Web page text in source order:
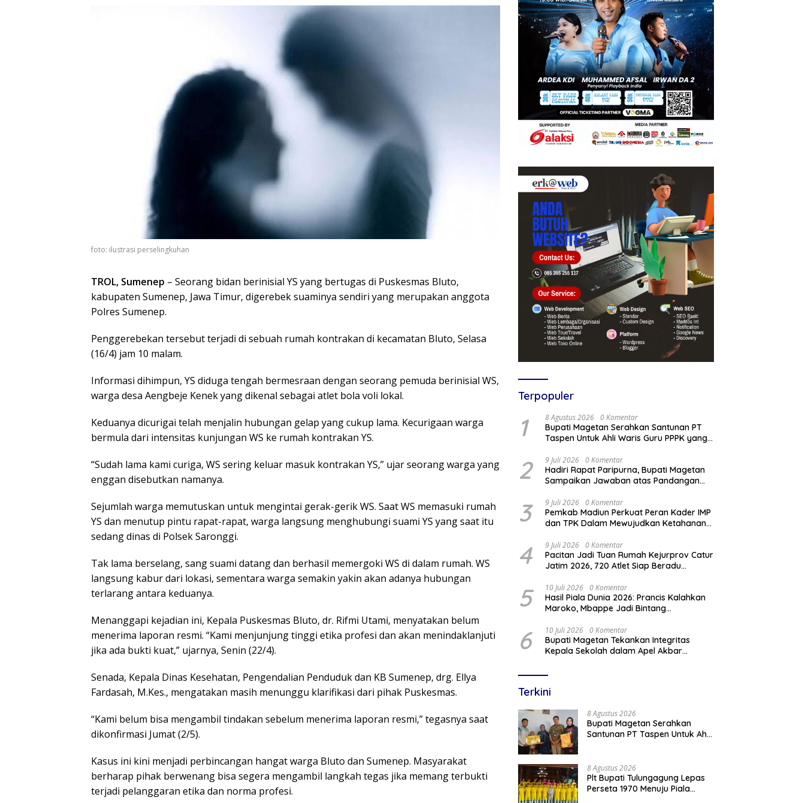
foto: ilustrasi perselingkuhan
TROL, Sumenep – Seorang bidan berinisial YS yang bertugas di Puskesmas Bluto,
kabupaten Sumenep, Jawa Timur, digerebek suaminya sendiri yang merupakan anggota
Polres Sumenep.
Penggerebekan tersebut terjadi di sebuah rumah kontrakan di kecamatan Bluto, Selasa
(16/4) jam 10 malam.
Informasi dihimpun, YS diduga tengah bermesraan dengan seorang pemuda berinisial WS,
warga desa Aengbeje Kenek yang dikenal sebagai atlet bola voli lokal.
Keduanya dicurigai telah menjalin hubungan gelap yang cukup lama. Kecurigaan warga
bermula dari intensitas kunjungan WS ke rumah kontrakan YS.
“Sudah lama kami curiga, WS sering keluar masuk kontrakan YS,” ujar seorang warga yang
enggan disebutkan namanya.
Sejumlah warga memutuskan untuk mengintai gerak-gerik WS. Saat WS memasuki rumah
YS dan menutup pintu rapat-rapat, warga langsung menghubungi suami YS yang saat itu
sedang dinas di Polsek Saronggi.
Tak lama berselang, sang suami datang dan berhasil memergoki WS di dalam rumah. WS
langsung kabur dari lokasi, sementara warga semakin yakin akan adanya hubungan
terlarang antara keduanya.
Menanggapi kejadian ini, Kepala Puskesmas Bluto, dr. Rifmi Utami, menyatakan belum
menerima laporan resmi. “Kami menjunjung tinggi etika profesi dan akan menindaklanjuti
jika ada bukti kuat,” ujarnya, Senin (22/4).
Senada, Kepala Dinas Kesehatan, Pengendalian Penduduk dan KB Sumenep, drg. Ellya
Fardasah, M.Kes., mengatakan masih menunggu klarifikasi dari pihak Puskesmas.
“Kami belum bisa mengambil tindakan sebelum menerima laporan resmi,” tegasnya saat
dikonfirmasi Jumat (2/5).
Kasus ini kini menjadi perbincangan hangat warga Bluto dan Sumenep. Masyarakat
berharap pihak berwenang bisa segera mengambil langkah tegas jika memang terbukti
terjadi pelanggaran etika dan norma profesi.
Terpopuler
1 8 Agustus 2026 0 Komentar
Bupati Magetan Serahkan Santunan PT
Taspen Untuk Ahli Waris Guru PPPK yang
2 9 Juli 2026 0 Komentar
Hadiri Rapat Paripurna, Bupati Magetan
Sampaikan Jawaban atas Pandangan
3 9 Juli 2026 0 Komentar
Pemkab Madiun Perkuat Peran Kader IMP
dan TPK Dalam Mewujudkan Ketahanan
4 9 Juli 2026 0 Komentar
Pacitan Jadi Tuan Rumah Kejurprov Catur
Jatim 2026, 720 Atlet Siap Beradu
5 10 Juli 2026 0 Komentar
Hasil Piala Dunia 2026: Prancis Kalahkan
Maroko, Mbappe Jadi Bintang
6 10 Juli 2026 0 Komentar
Bupati Magetan Tekankan Integritas
Kepala Sekolah dalam Apel Akbar
Terkini
8 Agustus 2026
Bupati Magetan Serahkan
Santunan PT Taspen Untuk Ahli
8 Agustus 2026
Plt Bupati Tulungagung Lepas
Perseta 1970 Menuju Piala